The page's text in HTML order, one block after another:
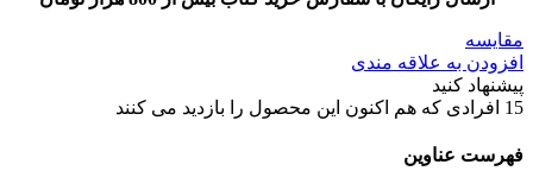
مقایسه
افزودن به علاقه مندی
پیشنهاد کنید
15 افرادی که هم اکنون این محصول را بازدید می کنند
فهرست عناوین